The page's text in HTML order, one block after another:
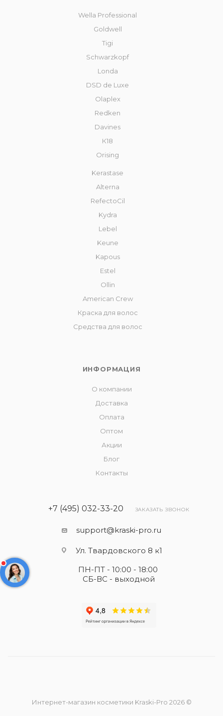
Wella Professional
Goldwell
Tigi
Schwarzkopf
Londa
DSD de Luxe
Olaplex
Redken
Davines
К18
Orising
Kerastase
Alterna
RefectoCil
Kydra
Lebel
Keune
Kapous
Estel
Ollin
American Crew
Краска для волос
Средства для волос
ИНФОРМАЦИЯ
О компании
Доставка
Оплата
Оптом
Акции
Блог
Контакты
+7 (495) 032-33-20 ЗАКАЗАТЬ ЗВОНОК
support@kraski-pro.ru
Ул. Твардовского 8 к1
ПН-ПТ - 10:00 - 18:00
СБ-ВС - выходной
Интернет-магазин косметики Kraski-Pro 2026 ©